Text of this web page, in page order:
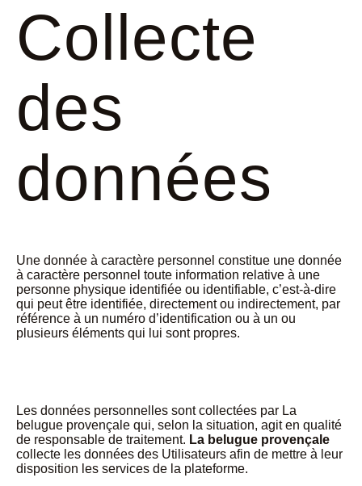
Collecte
des
données
Une donnée à caractère personnel constitue une donnée
à caractère personnel toute information relative à une
personne physique identifiée ou identifiable, c’est-à-dire
qui peut être identifiée, directement ou indirectement, par
référence à un numéro d’identification ou à un ou
plusieurs éléments qui lui sont propres.
Les données personnelles sont collectées par La
belugue provençale qui, selon la situation, agit en qualité
de responsable de traitement. La belugue provençale
collecte les données des Utilisateurs afin de mettre à leur
disposition les services de la plateforme.